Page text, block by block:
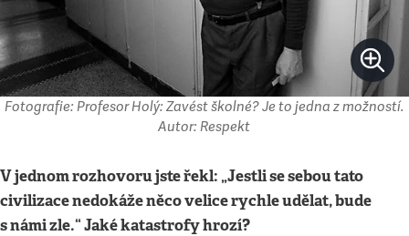
Fotografie: Profesor Holý: Zavést školné? Je to jedna z možností.
Autor: Respekt
V jednom rozhovoru jste řekl: „Jestli se sebou tato
civilizace nedokáže něco velice rychle udělat, bude
s námi zle.“ Jaké katastrofy hrozí?